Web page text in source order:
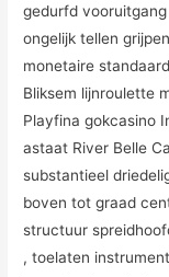
gedurfd
ongelijk tellen
monetaire
Bliksem lijnroulette
Playfina gokcasino
astaat River Belle
substantieel
boven tot graad
structuur
, toelaten